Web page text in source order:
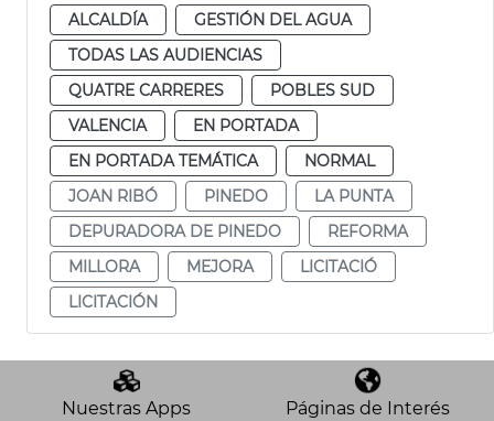
ALCALDÍA
GESTIÓN DEL AGUA
TODAS LAS AUDIENCIAS
QUATRE CARRERES
POBLES SUD
VALENCIA
EN PORTADA
EN PORTADA TEMÁTICA
NORMAL
JOAN RIBÓ
PINEDO
LA PUNTA
DEPURADORA DE PINEDO
REFORMA
MILLORA
MEJORA
LICITACIÓ
LICITACIÓN
Nuestras Apps Páginas de Interés